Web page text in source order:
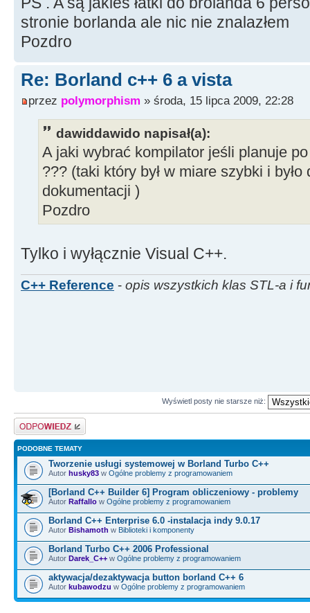
stronie borlanda ale nic nie znalazłem
Pozdro
Re: Borland c++ 6 a vista
przez polymorphism » środa, 15 lipca 2009, 22:28
dawiddawido napisał(a):
A jaki wybrać kompilator jeśli planuje
??? (taki który był w miare szybki i
dokumentacji )
Pozdro
Tylko i wyłącznie Visual C++.
C++ Reference - opis wszystkich klas STL-a i
Wyświetl posty nie starsze niż:
Odpowiedz
PODOBNE TEMATY
Tworzenie usługi systemowej w Borland Turbo C++
Autor husky83 w Ogólne problemy z programowaniem
[Borland C++ Builder 6] Program obliczeniowy - problemy
Autor Raffallo w Ogólne problemy z programowaniem
Borland C++ Enterprise 6.0 -instalacja indy 9.0.17
Autor Bishamoth w Biblioteki i komponenty
Borland Turbo C++ 2006 Professional
Autor Darek_C++ w Ogólne problemy z programowaniem
aktywacja/dezaktywacja button borland C++ 6
Autor kubawodzu w Ogólne problemy z programowaniem